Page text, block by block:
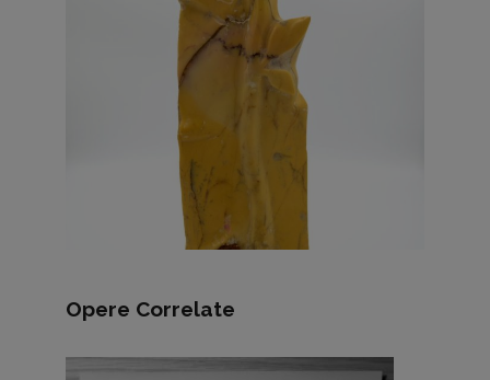
Opere Correlate